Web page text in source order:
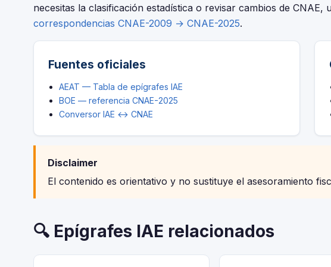
necesitas la clasificación estadística o revisar cambios de CNAE,
correspondencias CNAE-2009 → CNAE-2025.
Fuentes oficiales
AEAT — Tabla de epígrafes IAE
BOE — referencia CNAE-2025
Conversor IAE ↔ CNAE
Disclaimer
El contenido es orientativo y no sustituye el asesoramiento
🔍 Epígrafes IAE relacionados